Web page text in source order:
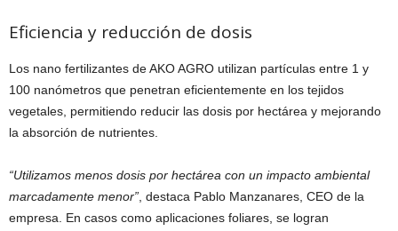
Eficiencia y reducción de dosis
Los nano fertilizantes de AKO AGRO utilizan partículas entre 1 y
100 nanómetros que penetran eficientemente en los tejidos
vegetales, permitiendo reducir las dosis por hectárea y mejorando
la absorción de nutrientes.
“Utilizamos menos dosis por hectárea con un impacto ambiental
marcadamente menor”, destaca Pablo Manzanares, CEO de la
empresa. En casos como aplicaciones foliares, se logran